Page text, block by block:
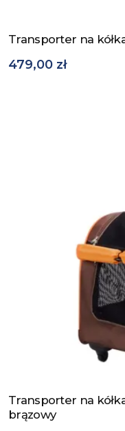
Zobacz produkt
Transporter na
479,00 zł
Zobacz produkt
Transporter na
brązowy